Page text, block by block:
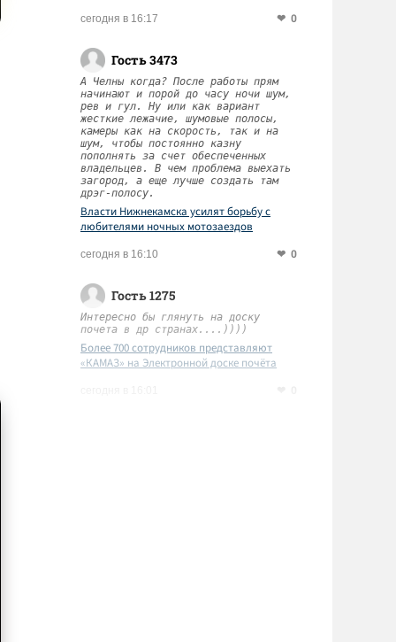
сегодня в 16:17 0
Гость 3473
А Челны когда? После работы прям
начинают и порой до часу ночи шум,
рев и гул. Ну или как вариант
жесткие лежачие, шумовые полосы,
камеры как на скорость, так и на
шум, чтобы постоянно казну
пополнять за счет обеспеченных
владельцев. В чем проблема выехать
загород, а еще лучше создать там
дрэг-полосу.
Власти Нижнекамска усилят борьбу с
любителями ночных мотозаездов
сегодня в 16:10 0
Гость 1275
Интересно бы глянуть на доску
почета в др странах....))))
Более 700 сотрудников представляют
«КАМАЗ» на Электронной доске почёта